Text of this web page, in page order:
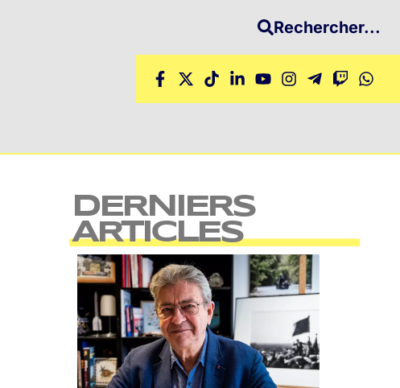
Rechercher...
DERNIERS
ARTICLES